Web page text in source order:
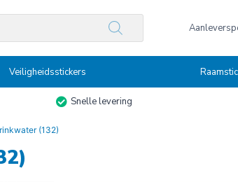
Veiligheidsstickers
Snelle levering
(132)